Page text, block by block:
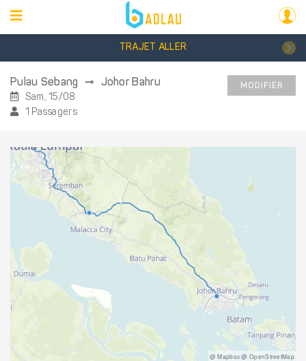
TRAJET ALLER
Pulau Sebang Johor Bahru
Sam, 15/08
1 Passagers
MODIFIER
@ Mapbox @ OpenStreetMap